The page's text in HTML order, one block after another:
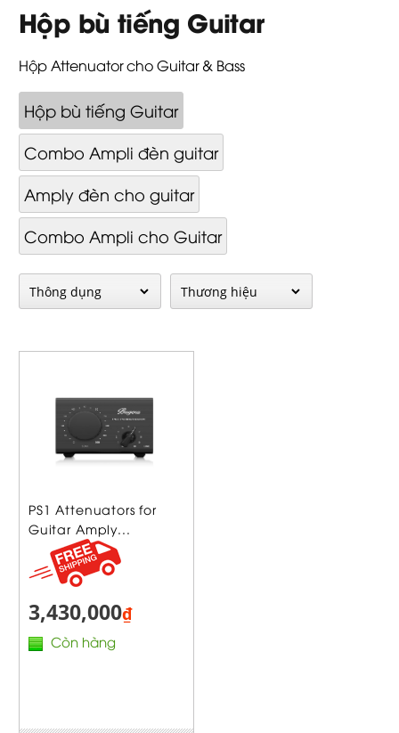
Hộp bù tiếng Guitar
Hộp Attenuator cho Guitar & Bass
Hộp bù tiếng Guitar
Combo Ampli đèn guitar
Amply đèn cho guitar
Combo Ampli cho Guitar
PS1 Attenuators for
Guitar Amply...
3,430,000₫
Còn hàng